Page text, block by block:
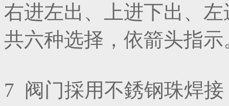
右进左出、上进下出、
共六种选择，依箭头指示
7 阀门採用不銹钢珠焊